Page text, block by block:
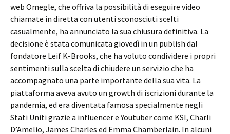
web Omegle, che offriva la possibilità di eseguire video
chiamate in diretta con utenti sconosciuti scelti
casualmente, ha annunciato la sua chiusura definitiva. La
decisione è stata comunicata giovedì in un publish dal
fondatore Leif K-Brooks, che ha voluto condividere i propri
sentimenti sulla scelta di chiudere un servizio che ha
accompagnato una parte importante della sua vita. La
piattaforma aveva avuto un growth di iscrizioni durante la
pandemia, ed era diventata famosa specialmente negli
Stati Uniti grazie a influencer e Youtuber come KSI, Charli
D’Amelio, James Charles ed Emma Chamberlain. In alcuni